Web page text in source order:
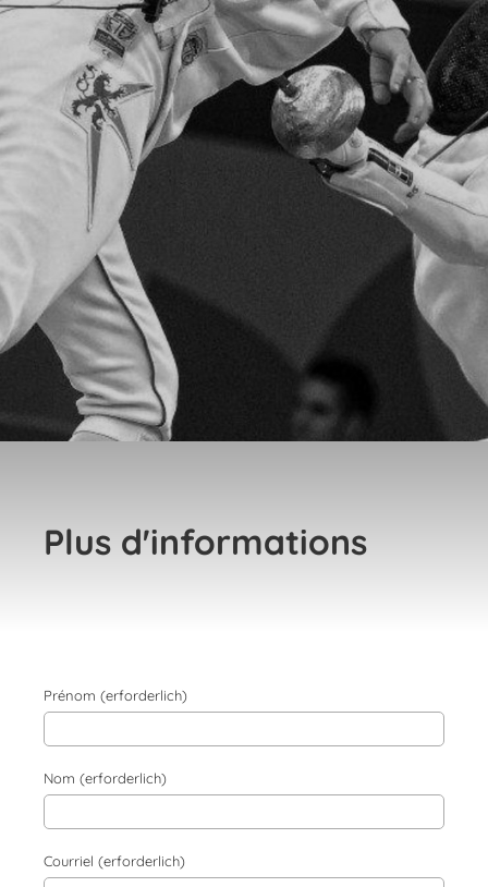
Plus d'informations
Prénom (erforderlich)
Nom (erforderlich)
Courriel (erforderlich)